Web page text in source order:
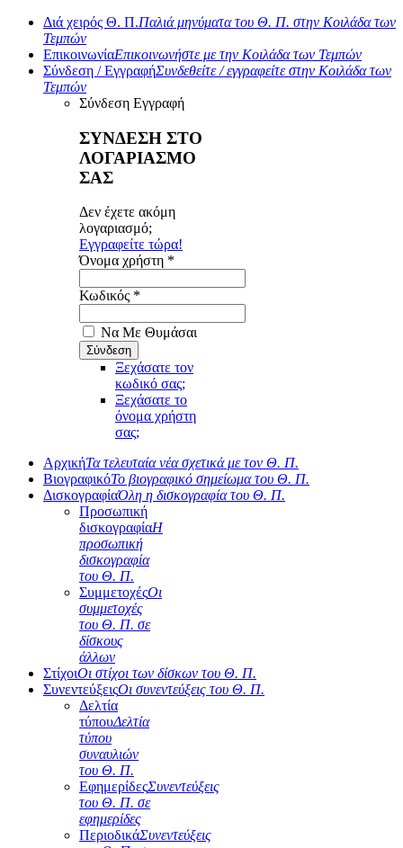
Διά χειρός Θ. Π.Παλιά μηνύματα του Θ. Π. στην Κοιλάδα των
Τεμπών
ΕπικοινωνίαΕπικοινωνήστε με την Κοιλάδα των Τεμπών
Σύνδεση / ΕγγραφήΣυνδεθείτε / εγγραφείτε στην Κοιλάδα των
Τεμπών
Σύνδεση Εγγραφή
ΣΥΝΔΕΣΗ ΣΤΟ
ΛΟΓΑΡΙΑΣΜΟ
ΣΑΣ
Δεν έχετε ακόμη
λογαριασμό;
Εγγραφείτε τώρα!
Όνομα χρήστη *
Κωδικός *
Να Με Θυμάσαι
Ξεχάσατε τον
κωδικό σας;
Ξεχάσατε το
όνομα χρήστη
σας;
ΑρχικήΤα τελευταία νέα σχετικά με τον Θ. Π.
ΒιογραφικόΤο βιογραφικό σημείωμα του Θ. Π.
ΔισκογραφίαΌλη η δισκογραφία του Θ. Π.
Προσωπική
δισκογραφίαΗ
προσωπική
δισκογραφία
του Θ. Π.
ΣυμμετοχέςΟι
συμμετοχές
του Θ. Π. σε
δίσκους
άλλων
ΣτίχοιΟι στίχοι των δίσκων του Θ. Π.
ΣυνεντεύξειςΟι συνεντεύξεις του Θ. Π.
Δελτία
τύπουΔελτία
τύπου
συναυλιών
του Θ. Π.
ΕφημερίδεςΣυνεντεύξεις
του Θ. Π. σε
εφημερίδες
ΠεριοδικάΣυνεντεύξεις